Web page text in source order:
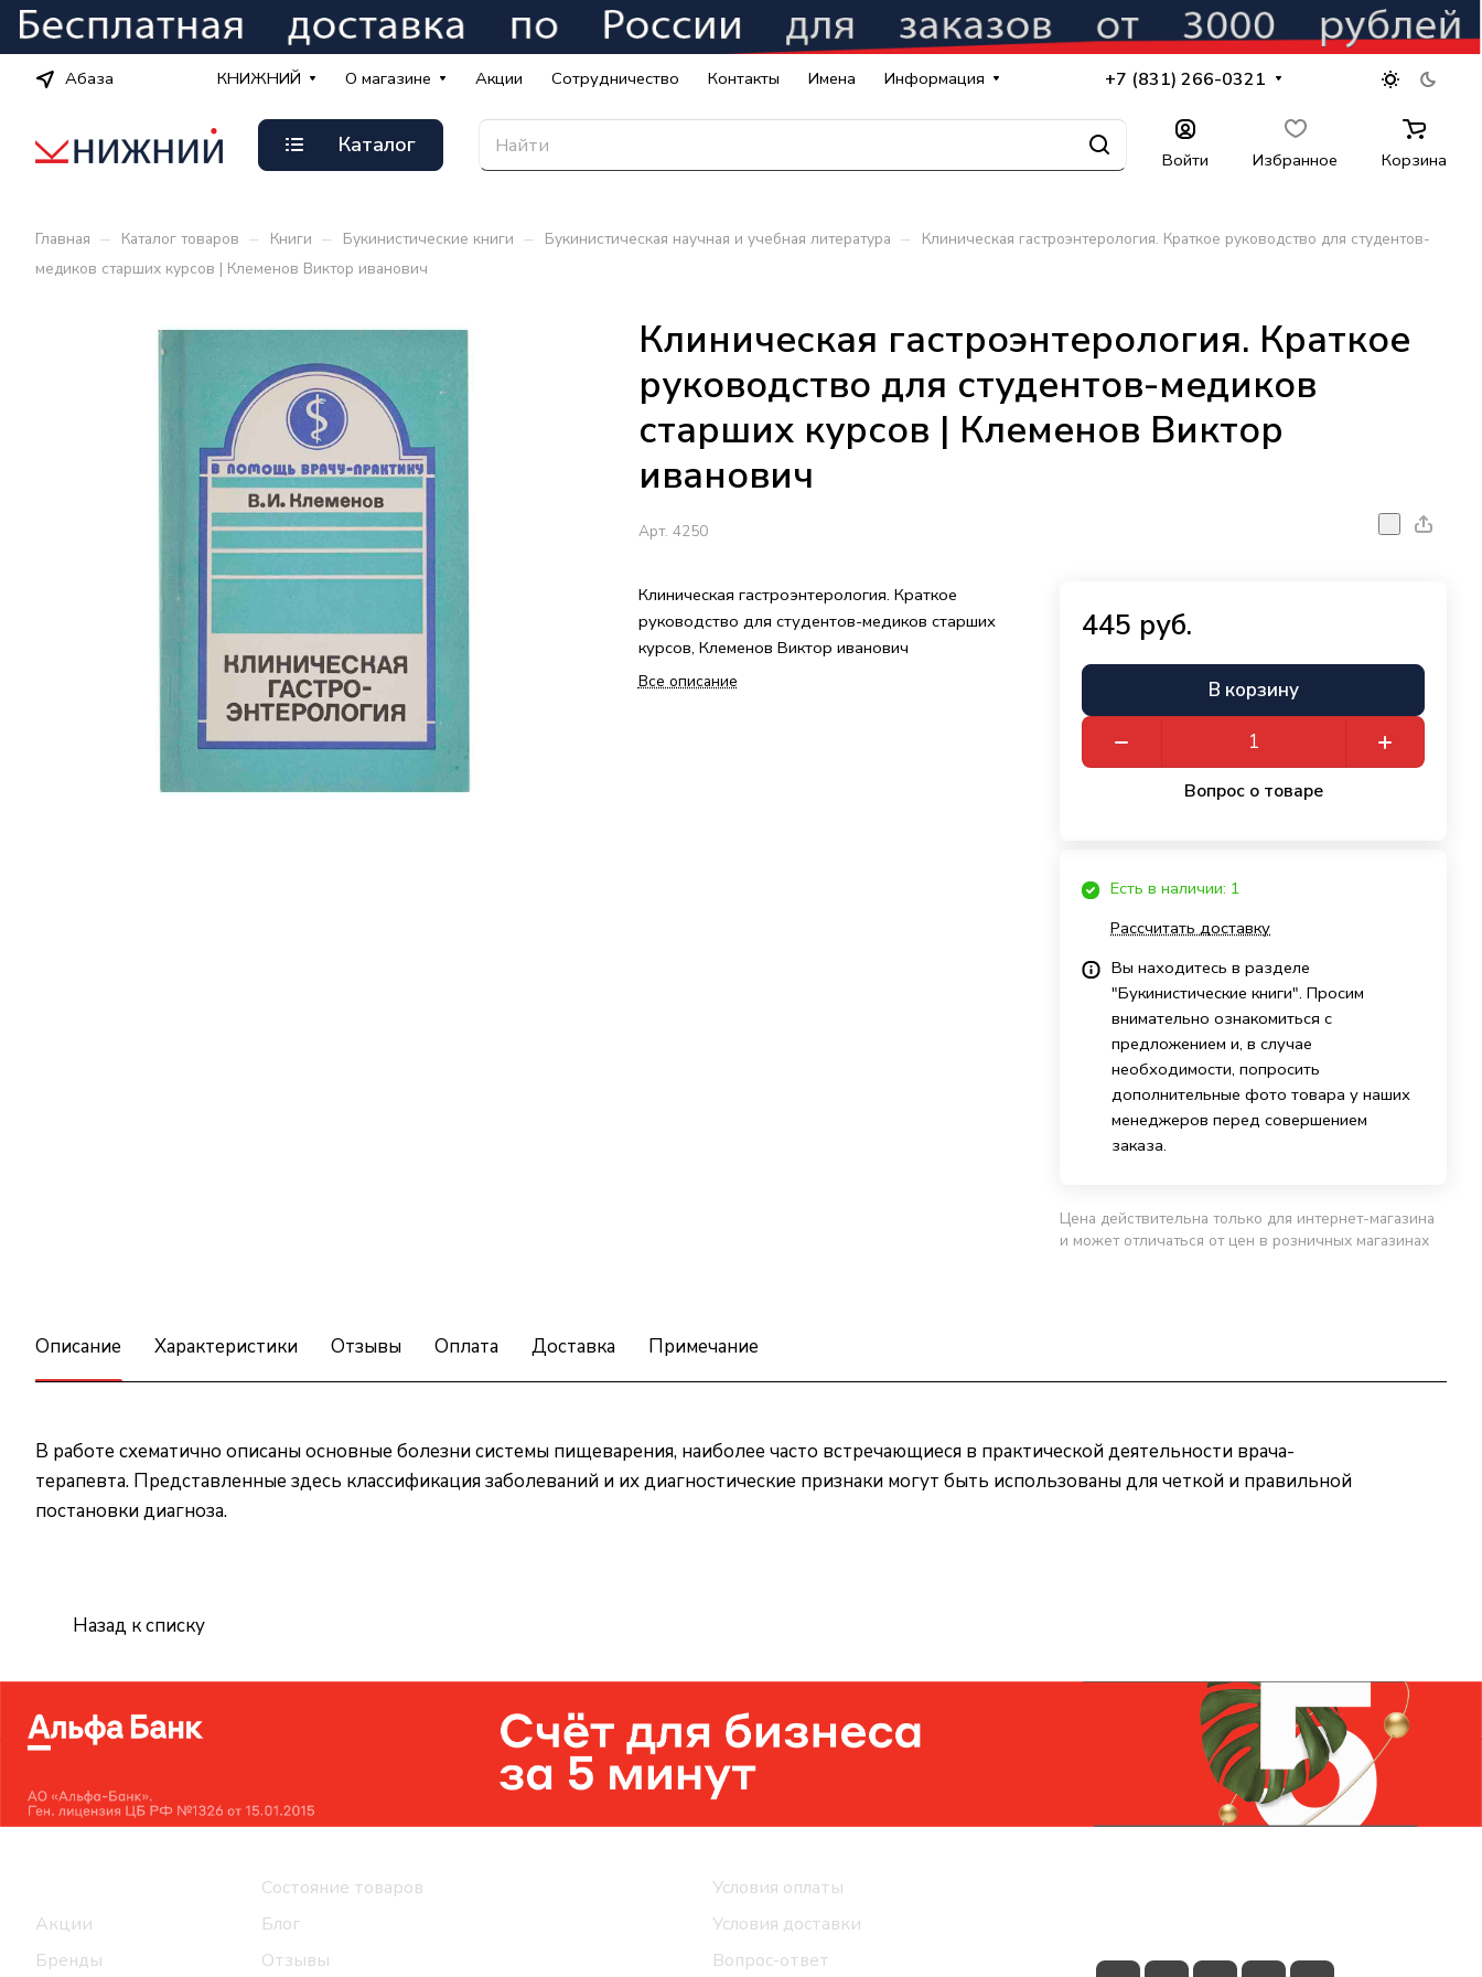
Абаза КНИЖНИЙ О магазине Акции Сотрудничество Контакты Имена Информация +7 (831) 266-0321
Каталог
Войти Избранное Корзина
Главная – Каталог товаров – Книги – Букинистические книги – Букинистическая научная и учебная литература –
Клиническая гастроэнтерология. Краткое руководство для студентов-
медиков старших курсов | Клеменов Виктор иванович
Клиническая гастроэнтерология. Краткое
руководство для студентов-медиков
старших курсов | Клеменов Виктор
иванович
Арт. 4250
Клиническая гастроэнтерология. Краткое
руководство для студентов-медиков старших
курсов, Клеменов Виктор иванович
Все описание
445 руб.
В корзину
Вопрос о товаре
Есть в наличии: 1
Рассчитать доставку
Вы находитесь в разделе
"Букинистические книги". Просим
внимательно ознакомиться с
предложением и, в случае
необходимости, попросить
дополнительные фото товара у наших
менеджеров перед совершением
заказа.
Цена действительна только для интернет-магазина
и может отличаться от цен в розничных магазинах
Описание Характеристики Отзывы Оплата Доставка Примечание
В работе схематично описаны основные болезни системы пищеварения, наиболее часто встречающиеся в практической деятельности врача-
терапевта. Представленные здесь классификация заболеваний и их диагностические признаки могут быть использованы для четкой и правильной
постановки диагноза.
Назад к списку
Акции
Бренды
Состояние товаров
Блог
Отзывы
Условия оплаты
Условия доставки
Вопрос-ответ